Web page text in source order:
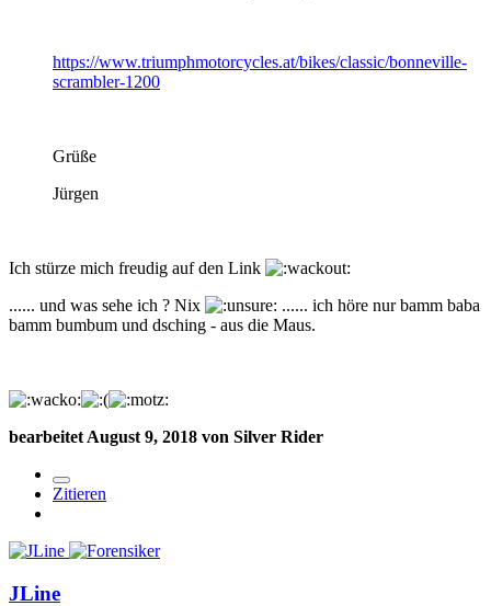
https://www.triumphmotorcycles.at/bikes/classic/bonneville-
scrambler-1200
Grüße
Jürgen
Ich stürze mich freudig auf den Link
...... und was sehe ich ? Nix
...... ich höre nur bamm baba
bamm bumbum und dsching - aus die Maus.
bearbeitet August 9, 2018 von Silver Rider
Zitieren
JLine